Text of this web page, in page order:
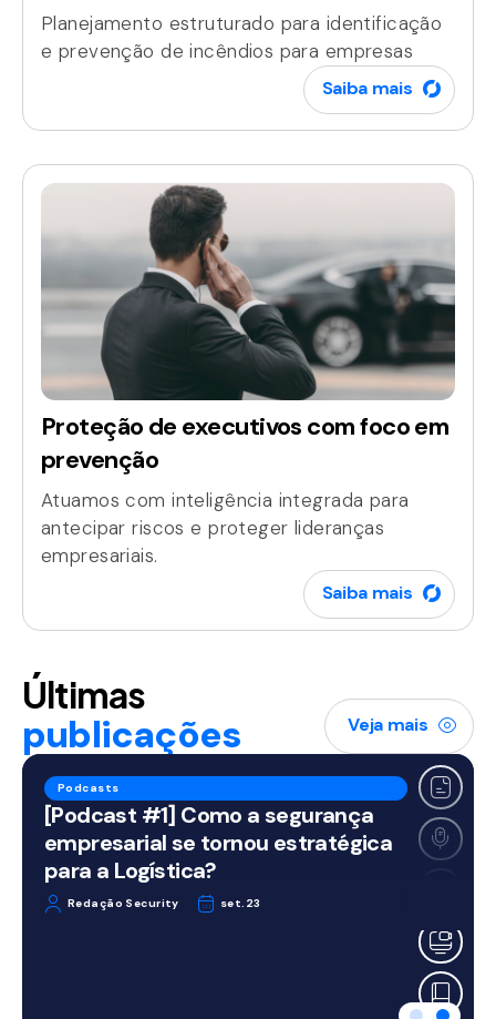
Planejamento estruturado para identificação
e prevenção de incêndios para empresas
Saiba mais
Proteção de executivos com foco em
prevenção
Atuamos com inteligência integrada para
antecipar riscos e proteger lideranças
empresariais.
Saiba mais
Últimas
publicações Veja mais
Podcasts
[Podcast #1] Como a segurança
empresarial se tornou estratégica
para a Logística?
Redação Security set.23